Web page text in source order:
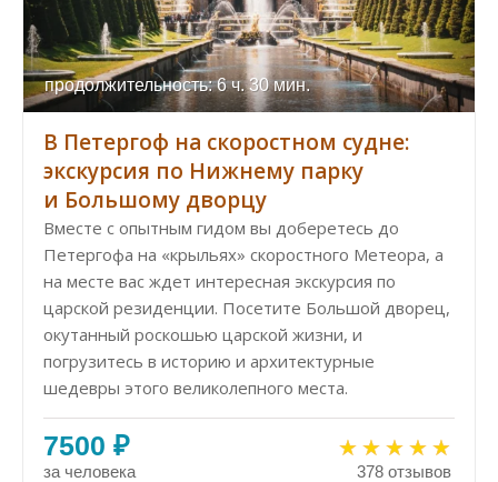
продолжительность: 6 ч. 30 мин.
В Петергоф на скоростном судне:
экскурсия по Нижнему парку
и Большому дворцу
Вместе с опытным гидом вы доберетесь до
Петергофа на «крыльях» скоростного Метеора, а
на месте вас ждет интересная экскурсия по
царской резиденции. Посетите Большой дворец,
окутанный роскошью царской жизни, и
погрузитесь в историю и архитектурные
шедевры этого великолепного места.
7500 ₽
за человека 378 отзывов